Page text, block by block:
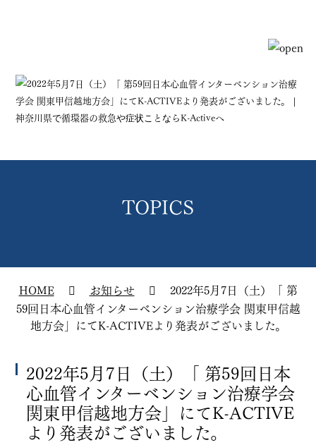
TOPICS
HOME お知らせ
2022年5月7日（土）「 第
59回日本心血管インターベンション治療学会 関東甲信越
地方会」にてK-ACTIVEより発表がございました。
2022年5月7日（土）「 第59回日本
心血管インターベンション治療学会
関東甲信越地方会」にてK-ACTIVE
より発表がございました。